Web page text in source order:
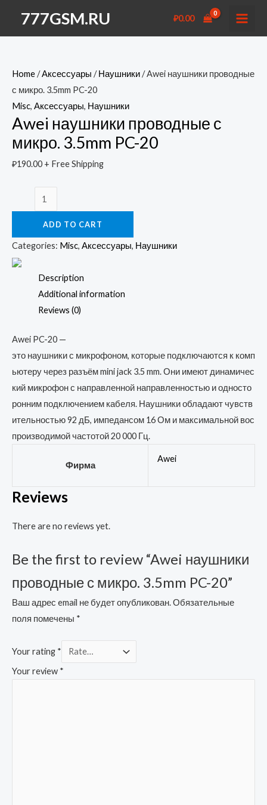
содержимому
777GSM.RU ₽0.00
Home/Аксессуары /Наушники/ Awei наушники проводные
с микро. 3.5mm PC-20
Misc, Аксессуары, Наушники
Awei наушники проводные с
микро. 3.5mm PC-20
₽190.00 + Free Shipping
наушники
проводные
с
микро.
ADD TO CART
Categories: Misc, Аксессуары, Наушники
Description
Additional information
Reviews (0)
Awei PC-20 —
это наушникис микрофоном, которые подключаются к комп
ьютеру через разъёмminijack 3.5 mm.Они имеют динамичес
кий микрофонс направленной направленностью иодносто
ронним подключением кабеля. Наушникиобладают чувств
ительностью92 дБ, импедансом 16Ом и максимальной вос
производимой частотой20000 Гц.
Фирма
Awei
Reviews
There are no reviews yet.
Be the first to review “Awei наушники
проводные с микро. 3.5mm PC-20”
Ваш адрес email не будет опубликован.Обязательные
поля помечены *
Your rating *
Your review *